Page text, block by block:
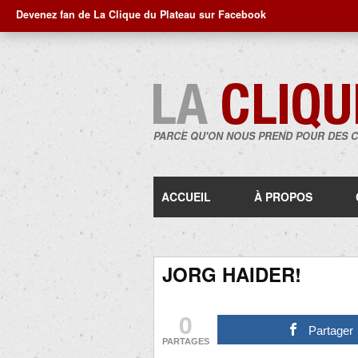
Devenez fan de La Clique du Plateau sur Facebook
PARCE QU'ON NOUS PREND POUR DES
ACCUEIL À PROPOS
JORG HAIDER!
0
PARTAGES
Partager